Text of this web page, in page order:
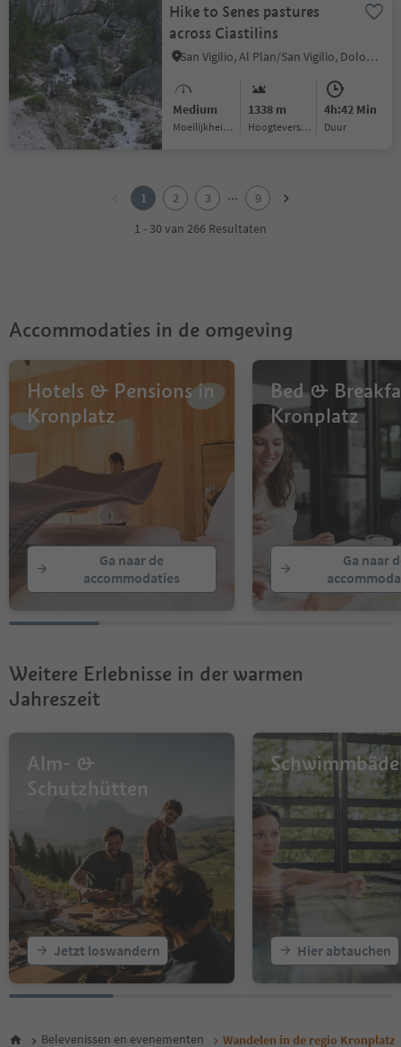
Hike to Senes pastures
across Ciastilins
San Vigilio, Al Plan/San Vigilio, Dolomites Region Kronplatz/Plan de Corones
Medium
Moeilijkheidsgraad
1338 m
Hoogteverschil
4h:42 Min
Duur
1 2 3 ...
9
1 - 30 van 266 Resultaten
Accommodaties in de omgeving
Hotels & Pensions in
Kronplatz
Ga naar de
accommodaties
Bed &
Kronplatz
Ga naar
Weitere Erlebnisse in der warmen
Jahreszeit
Alm- &
Schutzhütten
Jetzt loswandern Hier abtauchen
Belevenissen en evenementen Wandelen in de regio Kronplatz